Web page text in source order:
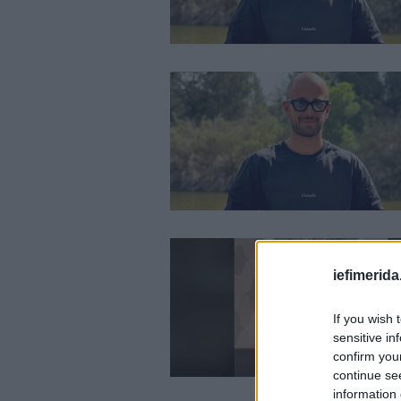
If you wish
sensitive
confirm
continue
information